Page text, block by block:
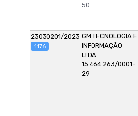
50
23030201/2023
1176
GM TECNOLOGIA E
INFORMAÇÃO
LTDA
15.464.263/0001-
29